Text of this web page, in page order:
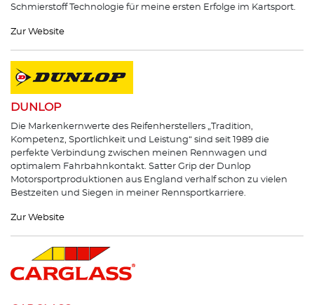
Schmierstoff Technologie für meine ersten Erfolge im Kartsport.
Zur Website
DUNLOP
Die Markenkernwerte des Reifenherstellers „Tradition,
Kompetenz, Sportlichkeit und Leistung“ sind seit 1989 die
perfekte Verbindung zwischen meinen Rennwagen und
optimalem Fahrbahnkontakt. Satter Grip der Dunlop
Motorsportproduktionen aus England verhalf schon zu vielen
Bestzeiten und Siegen in meiner Rennsportkarriere.
Zur Website